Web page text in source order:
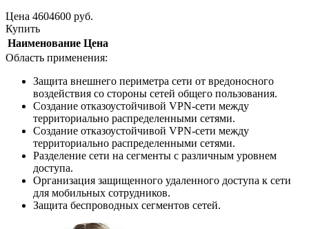
Цена 4604600 руб.
Купить
Наименование Цена
Область применения:
Защита внешнего периметра сети от вредоносного
воздействия со стороны сетей общего пользования.
Создание отказоустойчивой VPN-сети между
территориально распределенными сетями.
Создание отказоустойчивой VPN-сети между
территориально распределенными сетями.
Разделение сети на сегменты с различным уровнем
доступа.
Организация защищенного удаленного доступа к сети
для мобильных сотрудников.
Защита беспроводных сегментов сетей.